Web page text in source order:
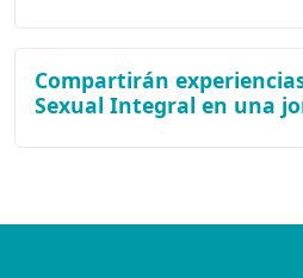
Compartirán
Sexual Integral en una